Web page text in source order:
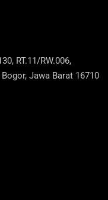
RT.11/RW.006,
Jawa Barat 16710